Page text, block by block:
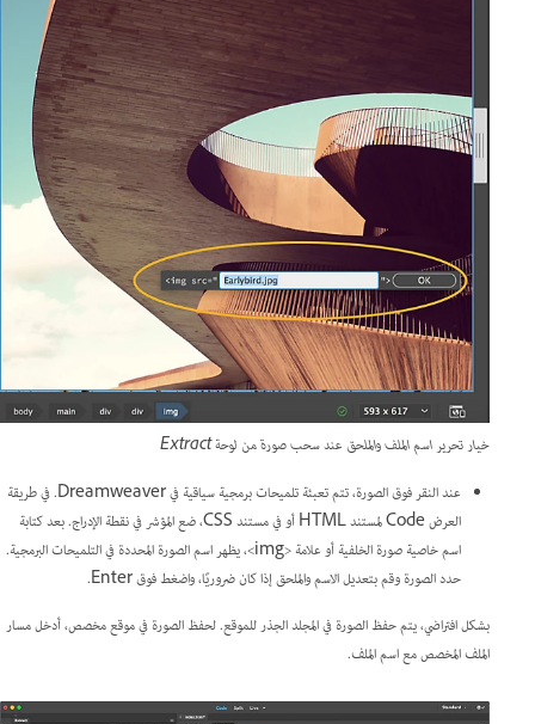
خيار تحرير اسم الملف والملحق عند سحب صورة من لوحة Extract
عند النقر فوق الصورة، تتم تعبئة تلميحات برمجية سياقية في Dreamweaver. في طريقة
العرض Code لمستند HTML أو في مستند CSS، ضع المؤشر في نقطة الإدراج. بعد كتابة
اسم خاصية صورة الخلفية أو علامة <img>، يظهر اسم الصورة المحددة في التلميحات البرمجية.
حدد الصورة وقم بتعديل الاسم والملحق إذا كان ضروريًا، واضغط فوق Enter.
بشكل افتراضي، يتم حفظ الصورة في المجلد الجذر للموقع. لحفظ الصورة في موقع مخصص، أدخل مسار
الملف المخصص مع اسم الملف.